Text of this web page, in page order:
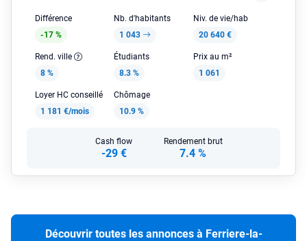
Différence
-17 %
Nb. d'habitants
1 043
Niv. de vie/hab
20 640 €
Rend. ville
8 %
Étudiants
8.3 %
Prix au m²
1 061
Loyer HC conseillé
1 181 €/mois
Chômage
10.9 %
Cash flow
-29 €
Rendement brut
7.4 %
Découvrir toutes les annonces à Ferriere-la-